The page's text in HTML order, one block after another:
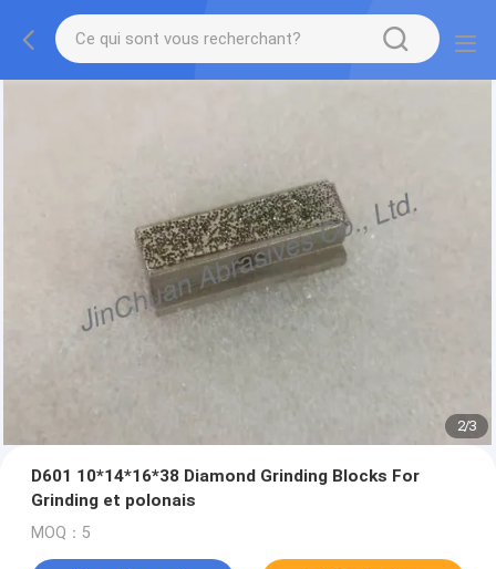
2/3
D601 10*14*16*38 Diamond Grinding Blocks For
Grinding et polonais
MOQ：5